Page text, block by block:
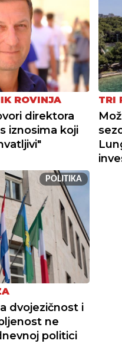
ROVINJA
direktora
iznosima koji
TRI
POLITIKA
dvojezičnost i
ne
politici